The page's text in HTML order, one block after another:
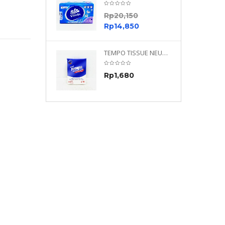
Rp20,150
Rp14,850
TEMPO TISSUE NEUTRAL PETIT 4PLY
Rp1,680